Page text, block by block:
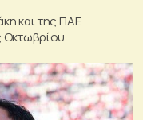
και της ΠΑΕ
Οκτωβρίου.